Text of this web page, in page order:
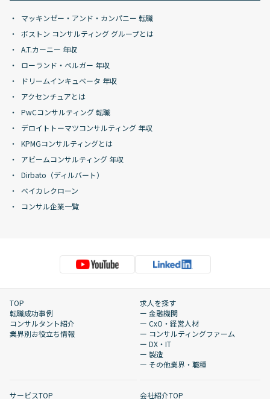
マッキンゼー・アンド・カンパニー 転職
ボストン コンサルティング グループとは
A.T.カーニー 年収
ローランド・ベルガー 年収
ドリームインキュベータ 年収
アクセンチュアとは
PwCコンサルティング 転職
デロイトトーマツコンサルティング 年収
KPMGコンサルティングとは
アビームコンサルティング 年収
Dirbato（ディルバート）
ベイカレクローン
コンサル企業一覧
TOP
転職成功事例
コンサルタント紹介
業界別お役立ち情報
求人を探す
ー 金融機関
ー CxO・経営人材
ー コンサルティングファーム
ー DX・IT
ー 製造
ー その他業界・職種
サービスTOP 会社紹介TOP